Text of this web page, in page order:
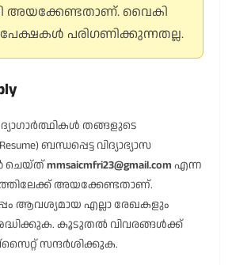
അയക്കേണ്ടതാണ്. വൈകി
പരിഗണിക്കുന്നതല്ല.
തങ്ങളുടെ
ബന്ധപ്പെട്ട വിദ്യാഭ്യാസ
ചെയ്ത്mmsaicmfri23@gmail.com എന്ന
അയക്കേണ്ടതാണ്.
ആവശ്യമായ എല്ലാ രേഖകളും
കൂടുതൽ വിവരങ്ങൾക്ക്
സന്ദർശിക്കുക.